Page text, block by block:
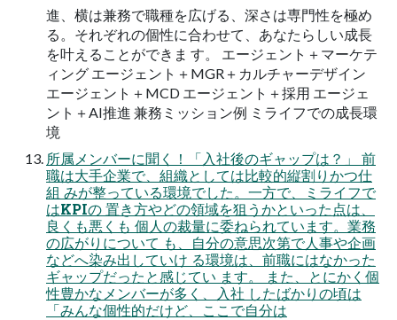
進、横は兼務で職種を広げる、深さは専門性を極め
る。それぞれの個性に合わせて、あなたらしい成長
を叶えることができま す。 エージェント＋マーケテ
ィング エージェント＋MGR＋カルチャーデザイン
エージェント＋MCD エージェント＋採用 エージェ
ント＋AI推進 兼務ミッション例 ミライフでの成長環
境
所属メンバーに聞く！「入社後のギャップは？」 前
職は大手企業で、組織としては比較的縦割りかつ仕
組 みが整っている環境でした。一方で、ミライフで
はKPIの 置き方やどの領域を狙うかといった点は、
良くも悪くも 個人の裁量に委ねられています。業務
の広がりについて も、自分の意思次第で人事や企画
などへ染み出していけ る環境は、前職にはなかった
ギャップだったと感じてい ます。 また、とにかく個
性豊かなメンバーが多く、入社 したばかりの頃は
「みんな個性的だけど、ここで自分は